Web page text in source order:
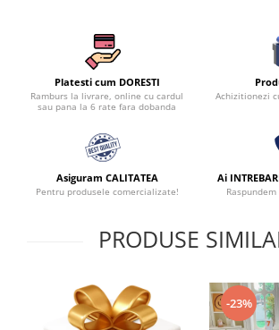
Lenjerii De Pat Damasc 1 Persoana
Lenjerii De Pat, Imprimeu 3D, 1
Platesti cum DORESTI
Ramburs la livrare, online cu cardul
sau pana la 6 rate fara dobanda
Achizitionezi
Asiguram CALITATEA
Pentru produsele comercializate!
Ai
PRODUSE
-23%